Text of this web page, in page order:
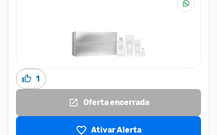
1
Oferta encerrada
Ativar Alerta